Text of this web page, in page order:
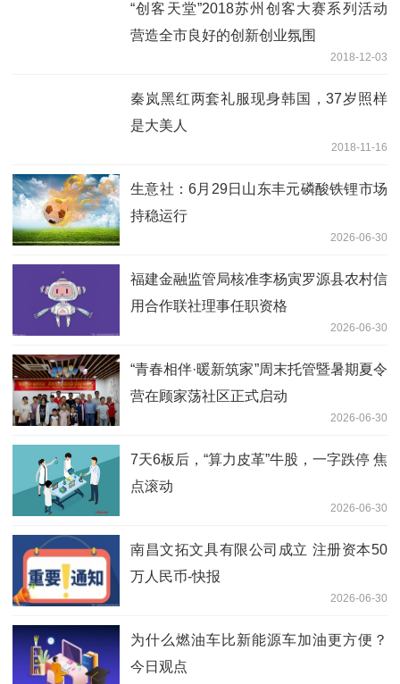
“创客天堂”2018苏州创客大赛系列活动
营造全市良好的创新创业氛围
2018-12-03
秦岚黑红两套礼服现身韩国，37岁照样
是大美人
2018-11-16
生意社：6月29日山东丰元磷酸铁锂市场
持稳运行
2026-06-30
福建金融监管局核准李杨寅罗源县农村信
用合作联社理事任职资格
2026-06-30
“青春相伴·暖新筑家”周末托管暨暑期夏令
营在顾家荡社区正式启动
2026-06-30
7天6板后，“算力皮革”牛股，一字跌停 焦
点滚动
2026-06-30
南昌文拓文具有限公司成立 注册资本50
万人民币-快报
2026-06-30
为什么燃油车比新能源车加油更方便？
今日观点